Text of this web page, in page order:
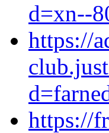
d=xn--
https://
https://